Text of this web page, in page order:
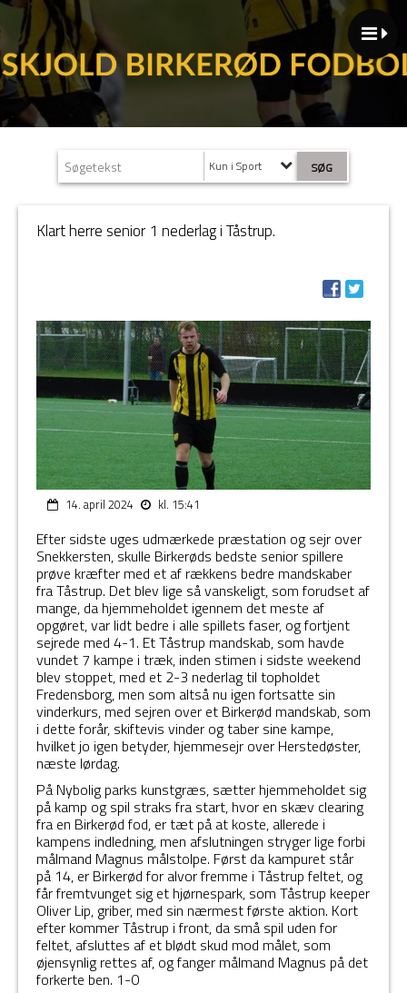
Kun i Sport
Klart herre senior 1 nederlag i Tåstrup.
14. april 2024 kl. 15:41
Efter sidste uges udmærkede præstation og sejr over
Snekkersten, skulle Birkerøds bedste senior spillere
prøve kræfter med et af rækkens bedre mandskaber
fra Tåstrup. Det blev lige så vanskeligt, som forudset af
mange, da hjemmeholdet igennem det meste af
opgøret, var lidt bedre i alle spillets faser, og fortjent
sejrede med 4-1. Et Tåstrup mandskab, som havde
vundet 7 kampe i træk, inden stimen i sidste weekend
blev stoppet, med et 2-3 nederlag til topholdet
Fredensborg, men som altså nu igen fortsatte sin
vinderkurs, med sejren over et Birkerød mandskab, som
i dette forår, skiftevis vinder og taber sine kampe,
hvilket jo igen betyder, hjemmesejr over Herstedøster,
næste lørdag.
På Nybolig parks kunstgræs, sætter hjemmeholdet sig
på kamp og spil straks fra start, hvor en skæv clearing
fra en Birkerød fod, er tæt på at koste, allerede i
kampens indledning, men afslutningen stryger lige forbi
målmand Magnus målstolpe. Først da kampuret står
på 14, er Birkerød for alvor fremme i Tåstrup feltet, og
får fremtvunget sig et hjørnespark, som Tåstrup keeper
Oliver Lip, griber, med sin nærmest første aktion. Kort
efter kommer Tåstrup i front, da små spil uden for
feltet, afsluttes af et blødt skud mod målet, som
øjensynlig rettes af, og fanger målmand Magnus på det
forkerte ben. 1-0